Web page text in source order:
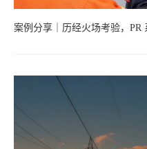
案例分享｜历经火场考验，